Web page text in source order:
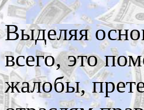
Выделяя
всего, это
жалобы,